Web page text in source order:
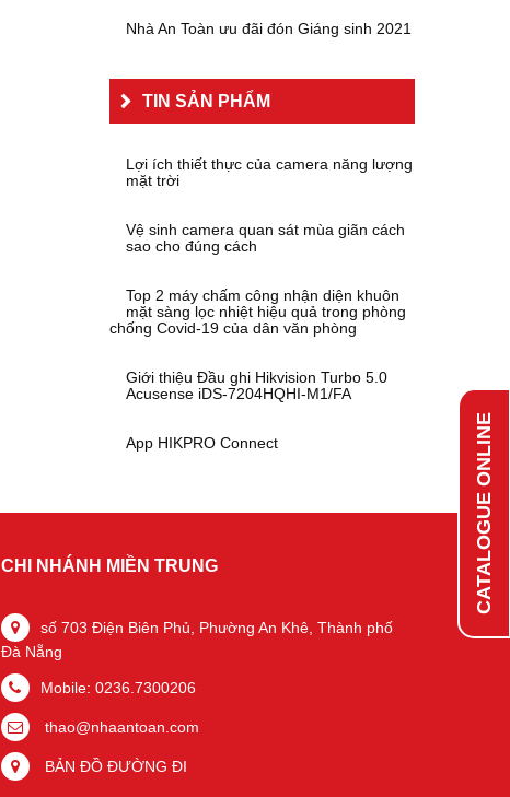
CATALOGUE ONLINE
Nhà An Toàn ưu đãi đón Giáng sinh 2021
TIN SẢN PHẨM
Lợi ích thiết thực của camera năng lượng
mặt trời
Vệ sinh camera quan sát mùa giãn cách
sao cho đúng cách
Top 2 máy chấm công nhận diện khuôn
mặt sàng lọc nhiệt hiệu quả trong phòng
chống Covid-19 của dân văn phòng
Giới thiệu Đầu ghi Hikvision Turbo 5.0
Acusense iDS-7204HQHI-M1/FA
App HIKPRO Connect
CHI NHÁNH MIỀN TRUNG
số 703 Điện Biên Phủ, Phường An Khê, Thành phố
Đà Nẵng
Mobile: 0236.7300206
thao@nhaantoan.com
BẢN ĐỒ ĐƯỜNG ĐI